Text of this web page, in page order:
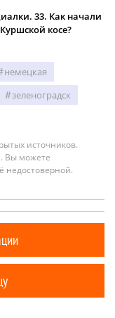
33. Как начали
косе?
немецкая
зеленоградск
источников.
Вы можете
недостоверной.